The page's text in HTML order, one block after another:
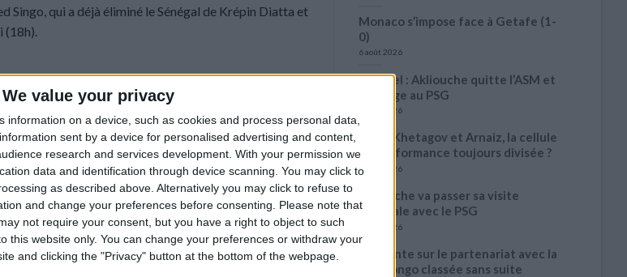
We value your privacy
information on a device, such as cookies and process personal data,
sent by a device for personalised advertising and content,
research and services development. With your permission we
data and identification through device scanning. You may click to
as described above. Alternatively you may click to refuse to
and change your preferences before consenting.
Please note that
not require your consent, but you have a right to object to such
this website only. You can change your preferences or withdraw your
and clicking the "Privacy" button at the bottom of the webpage.
Singo, qui a déjà éliminé le Sénégal de Krépin Diatta et
Monaco s’impose face à Getafe (1-
0)
6 août 2026
Officiel : Akliouche quitte l’ASM et
s’engage au PSG
6 août 2026
Entre Khetagov et Arnaiz, la cellule
de performance toujours divisée ?
6 août 2026
Akliouche va passer sa visite
médicale avec le PSG
6 août 2026
La plainte sur le partenariat avec la
R.D. Congo classée sans suite